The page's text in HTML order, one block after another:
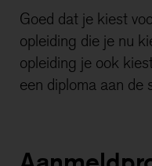
Goed dat je kiest
opleiding die je nu
opleiding je ook
een diploma aan de